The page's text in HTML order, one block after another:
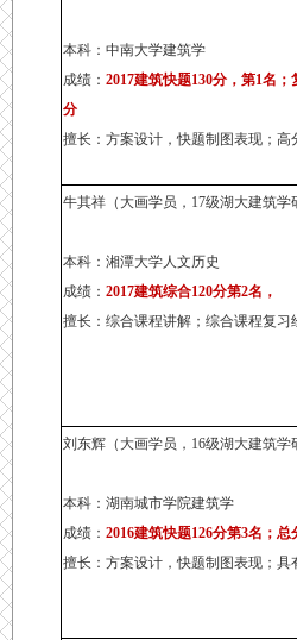
本科：中南大学建筑学
成绩： 2017建筑快题130分，第1名；
分
擅长：方案设计，快题制图表现；高
牛其祥（大画学员，17级湖大建筑学
本科：湘潭大学人文历史
成绩： 2017建筑综合120分第2名，
擅长：综合课程讲解；综合课程复习
刘东辉（大画学员，16级湖大建筑学
本科：湖南城市学院建筑学
成绩： 2016建筑快题126分第3名；总
擅长：方案设计，快题制图表现；具